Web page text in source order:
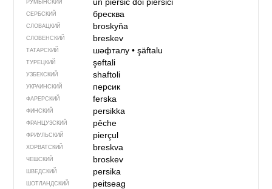
РУМЫНСКИЙ
СЕРБСКИЙ бресква
СЛОВАЦКИЙ broskyňa
СЛОВЕНСКИЙ breskev
ТАТАРСКИЙ шәфталу• şäftalu
ТУРЕЦКИЙ şeftali
УЗБЕКСКИЙ shaftoli
УКРАИНСКИЙ персик
ФАРЕРСКИЙ ferska
ФИНСКИЙ persikka
ФРАНЦУЗСКИЙ pêche
ФРИУЛЬСКИЙ pierçul
ХОРВАТСКИЙ breskva
ЧЕШСКИЙ broskev
ШВЕДСКИЙ persika
ШОТЛАНДСКИЙ peitseag